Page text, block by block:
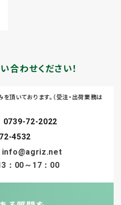
合わせください！
0739-72-2022
info@agriz.net
：00～17：00
4532
を頂いております。（受注・出荷業務は